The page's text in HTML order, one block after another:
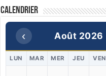
Calendrier
‹ Août 2026
LUN MAR MER JEU VEN